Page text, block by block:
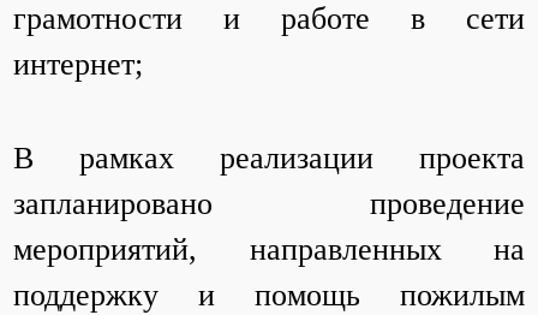
грамотности и работе в сети
интернет;
В рамках реализации проекта
запланировано проведение
мероприятий, направленных на
поддержку и помощь пожилым